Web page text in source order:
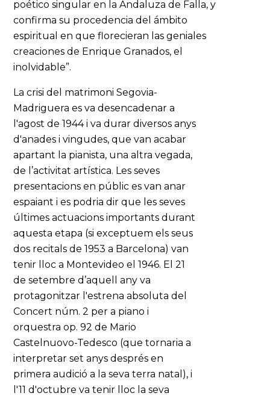
poético singular en la Andaluza de Falla, y
confirma su procedencia del ámbito
espiritual en que florecieran las geniales
creaciones de Enrique Granados, el
inolvidable”.
La crisi del matrimoni Segovia-
Madriguera es va desencadenar a
l'agost de 1944 i va durar diversos anys
d'anades i vingudes, que van acabar
apartant la pianista, una altra vegada,
de l’activitat artística. Les seves
presentacions en públic es van anar
espaiant i es podria dir que les seves
últimes actuacions importants durant
aquesta etapa (si exceptuem els seus
dos recitals de 1953 a Barcelona) van
tenir lloc a Montevideo el 1946. El 21
de setembre d’aquell any va
protagonitzar l'estrena absoluta del
Concert núm. 2 per a piano i
orquestra op. 92 de Mario
Castelnuovo-Tedesco (que tornaria a
interpretar set anys després en
primera audició a la seva terra natal), i
l'11 d'octubre va tenir lloc la seva